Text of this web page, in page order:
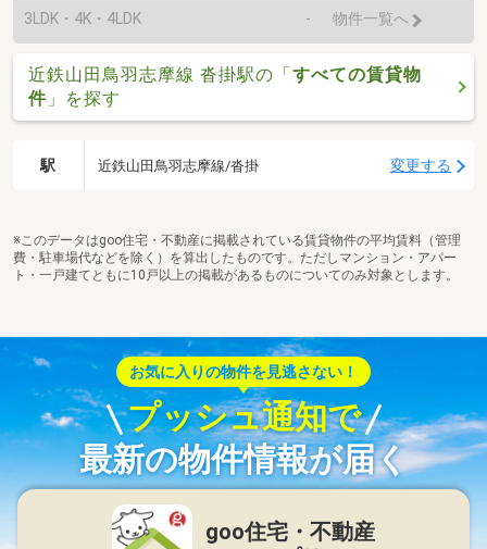
3LDK・4K・4LDK - 物件一覧へ
近鉄山田鳥羽志摩線 沓掛駅の「すべての賃貸物
件 」を探す
駅 近鉄山田鳥羽志摩線/沓掛 変更する
※このデータはgoo住宅・不動産に掲載されている賃貸物件の平均賃料（管理
費・駐車場代などを除く）を算出したものです。ただしマンション・アパー
ト・一戸建てともに10戸以上の掲載があるものについてのみ対象とします。
お気に入りの物件を見逃さない！
プッシュ通知で
最新の物件情報が届く
goo住宅・不動産